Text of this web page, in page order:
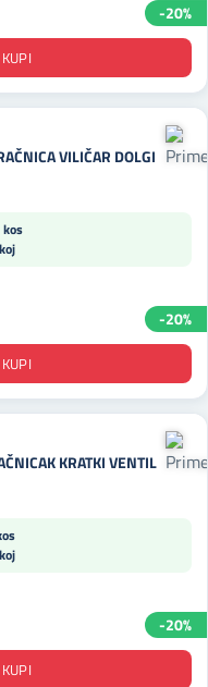
-20%
VILIČAR DOLGI
-20%
KRATKI VENTIL
-20%